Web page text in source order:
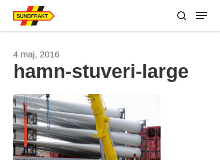
main
search
Menu
4 maj, 2016
hamn-stuveri-large
Close